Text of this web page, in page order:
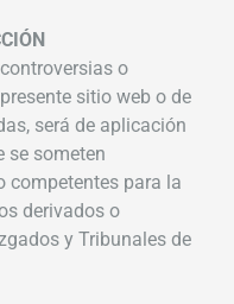
o
sitio web o de
será de aplicación
se someten
competentes para la
derivados o
y Tribunales de